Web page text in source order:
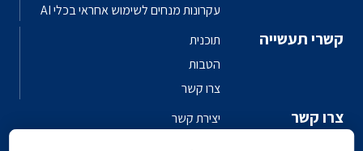
עקרונות מנחים לשימוש אחראי בכלי AI
קשרי תעשייה
תוכנית
הטבות
צרו קשר
צרו קשר
יצירת קשר